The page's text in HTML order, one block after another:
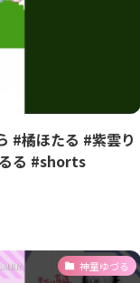
#橘ほたる #紫雲り
る #shorts
神童ゆづる